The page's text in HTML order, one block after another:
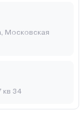
Московская
кв 34